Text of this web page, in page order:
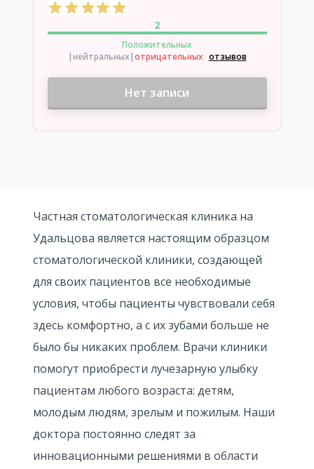
2
Положительных
|нейтральных|отрицательных отзывов
Нет записи
Частная стоматологическая клиника на
Удальцова является настоящим образцом
стоматологической клиники, создающей
для своих пациентов все необходимые
условия, чтобы пациенты чувствовали себя
здесь комфортно, а с их зубами больше не
было бы никаких проблем. Врачи клиники
помогут приобрести лучезарную улыбку
пациентам любого возраста: детям,
молодым людям, зрелым и пожилым. Наши
доктора постоянно следят за
инновационными решениями в области